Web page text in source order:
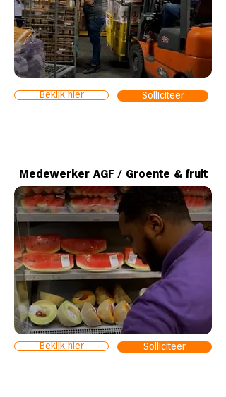
Bekijk hier Solliciteer
Medewerker AGF / Groente & fruit
Bekijk hier Solliciteer